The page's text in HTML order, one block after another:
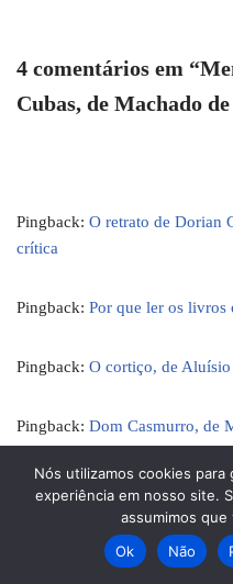
4 comentários em
Cubas, de Machado de
Pingback: O retrato de Dorian
crítica
Pingback: Por que ler os livros
Pingback: O cortiço, de
Pingback: Dom Casmurro, de
Deixe um comentário
Nós utilizamos cookies
experiência em nosso site.
assumimos
Ok
Não